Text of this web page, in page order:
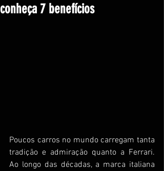
conheça 7 benefícios
Poucos carros no mundo carregam tanta
tradição e admiração quanto a Ferrari.
Ao longo das décadas, a marca italiana